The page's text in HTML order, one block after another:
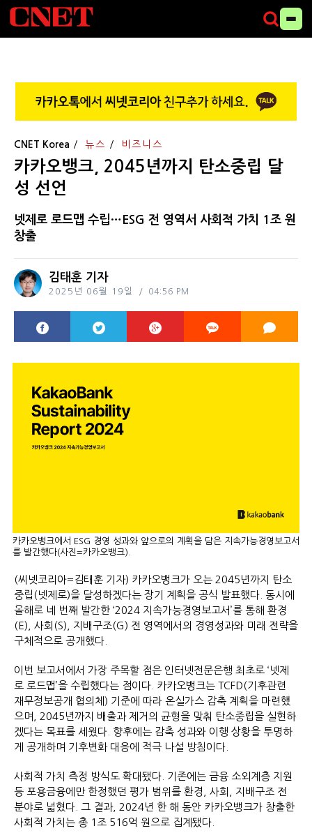
CNET Korea 뉴스 비즈니스
카카오뱅크, 2045년까지 탄소중립 달
성 선언
넷제로 로드맵 수립…ESG 전 영역서 사회적 가치 1조 원
창출
김태훈 기자
2025년 06월 19일 04:56 PM
카카오뱅크에서 ESG 경영 성과와 앞으로의 계획을 담은 지속가능경영보고서
를 발간했다(사진=카카오뱅크).
(씨넷코리아=김태훈 기자) 카카오뱅크가 오는 2045년까지 탄소
중립(넷제로)을 달성하겠다는 장기 계획을 공식 발표했다. 동시에
올해로 네 번째 발간한 ‘2024 지속가능경영보고서’를 통해 환경
(E), 사회(S), 지배구조(G) 전 영역에서의 경영성과와 미래 전략을
구체적으로 공개했다.
이번 보고서에서 가장 주목할 점은 인터넷전문은행 최초로 ‘넷제
로 로드맵’을 수립했다는 점이다. 카카오뱅크는 TCFD(기후관련
재무정보공개 협의체) 기준에 따라 온실가스 감축 계획을 마련했
으며, 2045년까지 배출과 제거의 균형을 맞춰 탄소중립을 실현하
겠다는 목표를 세웠다. 향후에는 감축 성과와 이행 상황을 투명하
게 공개하며 기후변화 대응에 적극 나설 방침이다.
사회적 가치 측정 방식도 확대됐다. 기존에는 금융 소외계층 지원
등 포용금융에만 한정했던 평가 범위를 환경, 사회, 지배구조 전
분야로 넓혔다. 그 결과, 2024년 한 해 동안 카카오뱅크가 창출한
사회적 가치는 총 1조 516억 원으로 집계됐다.